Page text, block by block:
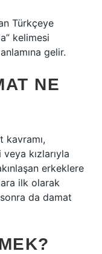
Türkçeye
kelimesi
gelir.
NE
kavramı,
veya kızlarıyla
erkeklere
ilk olarak
da damat